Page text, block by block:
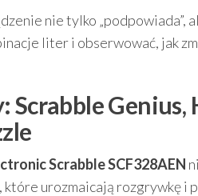
nie tylko „podpowiada”,
liter i obserwować, jak
Scrabble Genius,
Scrabble SCF328AEN
, które urozmaicają rozgrywkę i